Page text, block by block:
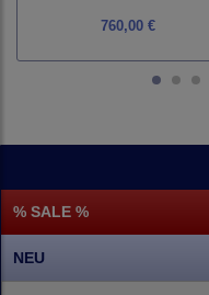
% SALE %
NEU
760,00 €